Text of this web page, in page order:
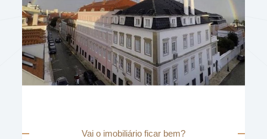
Vai o imobiliário ficar bem?